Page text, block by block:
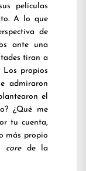
películas
A lo que
de
ante una
tiran a
Los propios
admiraron
el
¿Qué me
tu cuenta,
más propio
corede la